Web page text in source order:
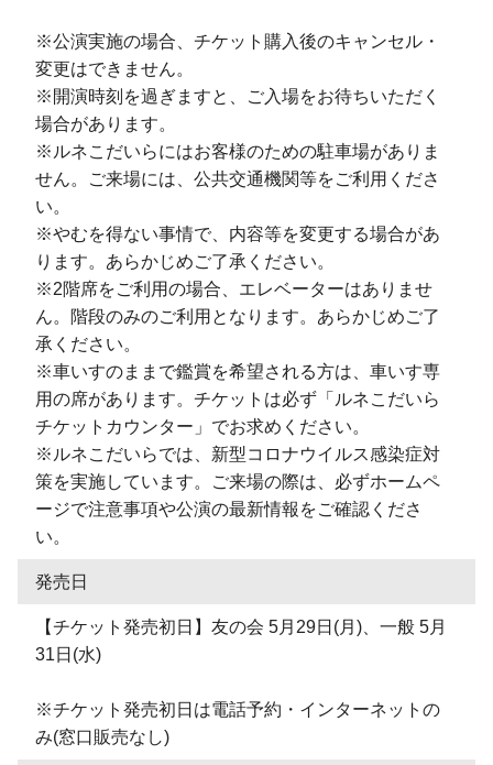
※公演実施の場合、チケット購入後のキャンセル・
変更はできません。
※開演時刻を過ぎますと、ご入場をお待ちいただく
場合があります。
※ルネこだいらにはお客様のための駐車場がありま
せん。ご来場には、公共交通機関等をご利用くださ
い。
※やむを得ない事情で、内容等を変更する場合があ
ります。あらかじめご了承ください。
※2階席をご利用の場合、エレベーターはありませ
ん。階段のみのご利用となります。あらかじめご了
承ください。
※車いすのままで鑑賞を希望される方は、車いす専
用の席があります。チケットは必ず「ルネこだいら
チケットカウンター」でお求めください。
※ルネこだいらでは、新型コロナウイルス感染症対
策を実施しています。ご来場の際は、必ずホームペ
ージで注意事項や公演の最新情報をご確認くださ
い。
発売日
【チケット発売初日】友の会 5月29日(月)、一般 5月
31日(水)
※チケット発売初日は電話予約・インターネットの
み(窓口販売なし)